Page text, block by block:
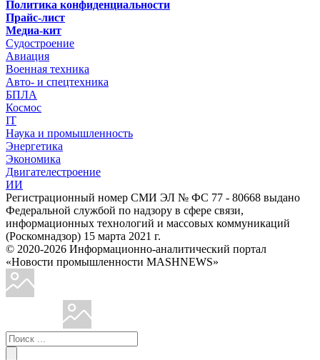
Политика конфиденциальности
Прайс-лист
Медиа-кит
Судостроение
Авиация
Военная техника
Авто- и спецтехника
БПЛА
Космос
IT
Наука и промышленность
Энергетика
Экономика
Двигателестроение
ИИ
Регистрационный номер СМИ ЭЛ № ФС 77 - 80668 выдано
Федеральной службой по надзору в сфере связи,
информационных технологий и массовых коммуникаций
(Роскомнадзор) 15 марта 2021 г.
© 2020-2026 Информационно-аналитический портал
«Новости промышленности MASHNEWS»